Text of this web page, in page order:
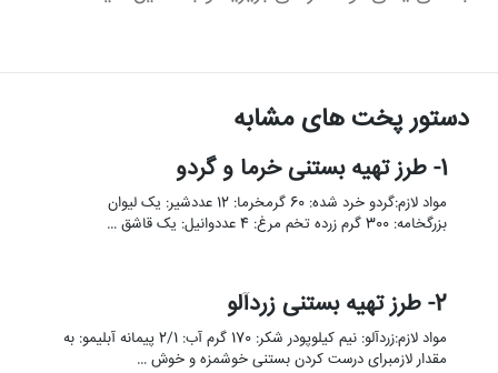
دستور پخت های مشابه
1- طرز تهیه بستنی خرما و گردو
مواد لازم:گردو خرد شده: 60 گرمخرما: 12 عددشیر: یک لیوان
بزرگخامه: 300 گرم زرده تخم مرغ: 4 عددوانیل: یک قاشق …
2- طرز تهیه بستنی زردآلو
مواد لازم:زردآلو: نیم کیلوپودر شکر: 170 گرم آب: 2/1 پیمانه آبلیمو: به
مقدار لازمبرای درست کردن بستنی خوشمزه و خوش …